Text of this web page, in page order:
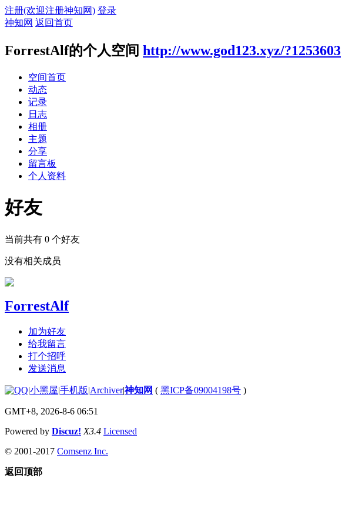
注册(欢迎注册神知网) 登录
神知网 返回首页
ForrestAlf的个人空间 http://www.god123.xyz/?1253603
空间首页
动态
记录
日志
相册
主题
分享
留言板
个人资料
好友
当前共有 0 个好友
没有相关成员
ForrestAlf
加为好友
给我留言
打个招呼
发送消息
|小黑屋|手机版|Archiver|神知网 ( 黑ICP备09004198号 )
GMT+8, 2026-8-6 06:51
Powered by Discuz! X3.4 Licensed
© 2001-2017 Comsenz Inc.
返回顶部